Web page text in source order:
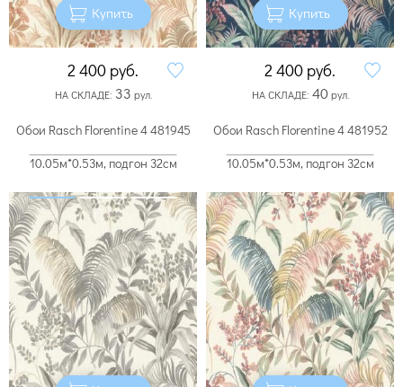
Купить
2 400 руб.
НА СКЛАДЕ: 33 рул.
Купить
2 400 руб.
НА СКЛАДЕ: 40рул.
Обои Rasch Florentine 4 481945
10.05м*0.53м, подгон 32см
Обои Rasch Florentine 4 481952
10.05м*0.53м, подгон 32см